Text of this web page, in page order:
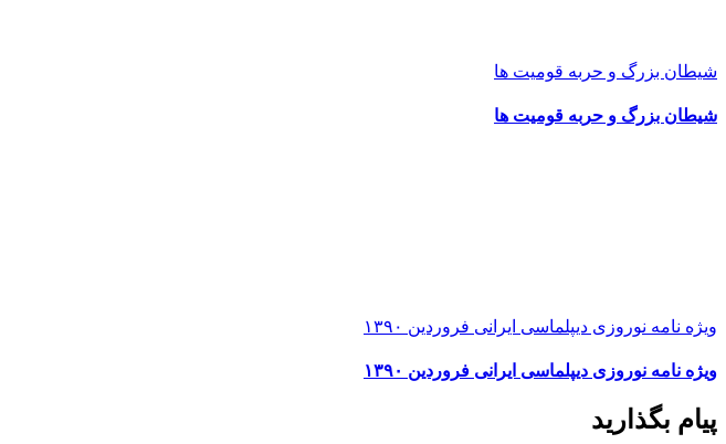
شیطان بزرگ و حربه قومیت ها
شیطان بزرگ و حربه قومیت ها
ویژه نامه نوروزی دیپلماسی ایرانی فروردین ۱۳۹۰
ویژه نامه نوروزی دیپلماسی ایرانی فروردین ۱۳۹۰
پیام بگذارید